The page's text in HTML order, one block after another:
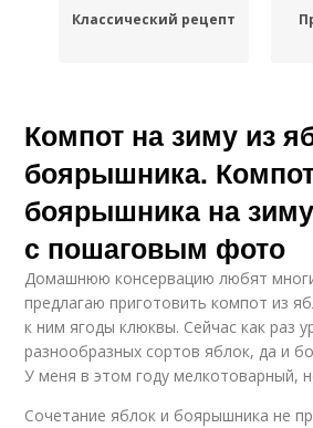
Классический рецепт
Рецепт без
стерилизации
Компот на зиму из
боярышника.
боярышника на
с пошаговым фото
Домашнюю консервацию любят
предлагаю приготовить компот из
к ним ягоды клюквы. Сейчас как раз
разнообразных сортов яблок, да и
У меня в этом году мелкотоварный,
Сочетание яблок и боярышника не